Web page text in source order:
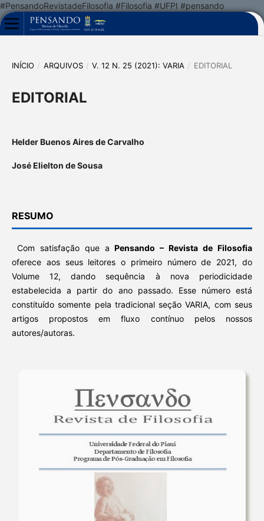
#PensandoRevistadeFilosofia #Filosofia #UFPI #pensando
INÍCIO / ARQUIVOS / V. 12 N. 25 (2021): VARIA / EDITORIAL
EDITORIAL
Helder Buenos Aires de Carvalho
José Elielton de Sousa
RESUMO
Com satisfação que aPensando – Revista de Filosofia
oferece aos seus leitores o primeiro número de 2021, do
Volume 12, dando sequência à nova periodicidade
estabelecida a partir do ano passado. Esse número está
constituído somente pela tradicional seção VARIA, com seus
artigos propostos em fluxo contínuo pelos nossos
autores/autoras.